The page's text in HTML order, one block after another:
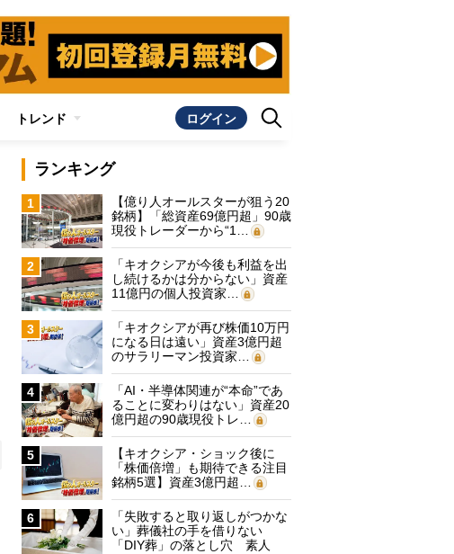
トレンド ログイン
ランキング
1
【億り人オールスターが狙う20
銘柄】「総資産69億円超」90歳
現役トレーダーから“1…
2
「キオクシアが今後も利益を出
し続けるかは分からない」資産
11億円の個人投資家…
3
「キオクシアが再び株価10万円
になる日は遠い」資産3億円超
のサラリーマン投資家…
4
「AI・半導体関連が“本命”であ
ることに変わりはない」資産20
億円超の90歳現役トレ…
5
【キオクシア・ショック後に
「株価倍増」も期待できる注目
銘柄5選】資産3億円超…
6
「失敗すると取り返しがつかな
い」葬儀社の手を借りない
「DIY葬」の落とし穴 素人